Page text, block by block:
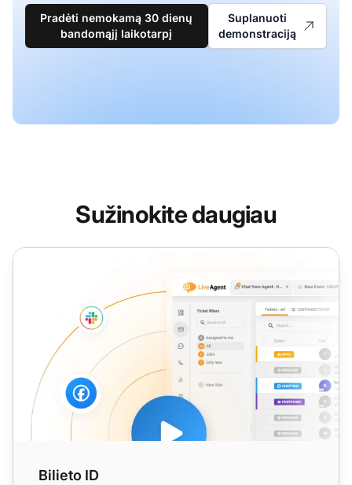
Pradėti nemokamą 30 dienų
bandomąjį laikotarpį
Suplanuoti
demonstraciją
Sužinokite daugiau
Bilieto ID
Bilieto ID